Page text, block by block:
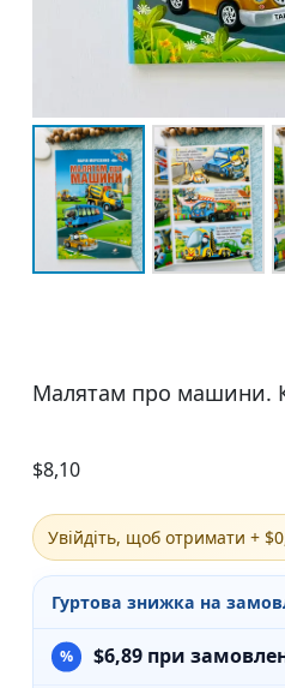
Малятам про машини.
$8,10
Увійдіть, щоб отримати +
Гуртова знижка на
$6,89 при